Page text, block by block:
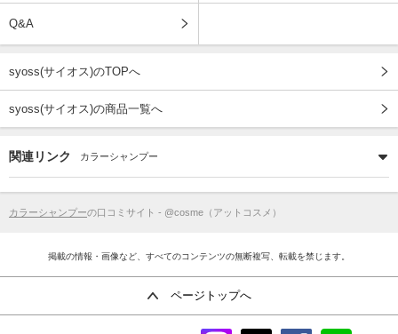
Q&A
syoss(サイオス)のTOPへ
syoss(サイオス)の商品一覧へ
関連リンク カラーシャンプー
カラーシャンプーの口コミサイト - @cosme（アットコスメ）
掲載の情報・画像など、すべてのコンテンツの無断複写、転載を禁じます。
ページトップへ